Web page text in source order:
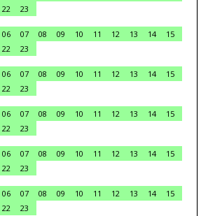
22
23
06 07 08 09 10 11 12 13 14
15
22
23
06 07 08 09 10 11 12 13 14
15
22
23
06 07 08 09 10 11 12 13 14
15
22
23
06 07 08 09 10 11 12 13 14
15
22
23
06 07 08 09 10 11 12 13 14
15
22
23